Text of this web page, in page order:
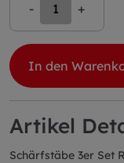
- +
In den
Artikel
Schärfstäbe 3er Set